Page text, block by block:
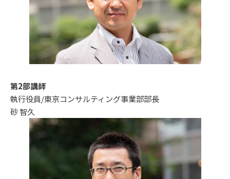
第2部講師
執行役員/東京コンサルティング事業部部長
砂 智久